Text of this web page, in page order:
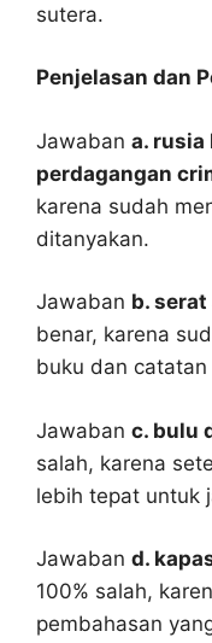
sutera.
Penjelasan dan
Jawaban a. rusia
perdagangan
karena sudah
ditanyakan.
Jawaban b.
benar, karena
buku dan
Jawaban c. bulu
salah, karena
lebih tepat untuk
Jawaban d.
100% salah,
pembahasan